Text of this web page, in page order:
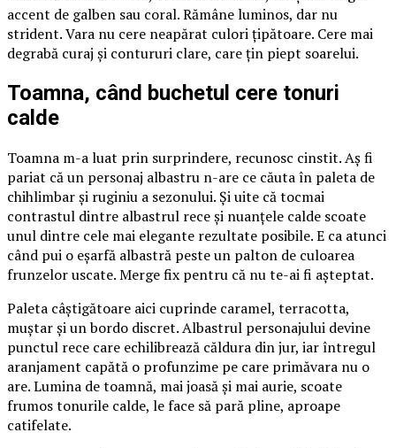
accent de galben sau coral. Rămâne luminos, dar nu
strident. Vara nu cere neapărat culori țipătoare. Cere mai
degrabă curaj și contururi clare, care țin piept soarelui.
Toamna, când buchetul cere tonuri
calde
Toamna m-a luat prin surprindere, recunosc cinstit. Aș fi
pariat că un personaj albastru n-are ce căuta în paleta de
chihlimbar și ruginiu a sezonului. Și uite că tocmai
contrastul dintre albastrul rece și nuanțele calde scoate
unul dintre cele mai elegante rezultate posibile. E ca atunci
când pui o eșarfă albastră peste un palton de culoarea
frunzelor uscate. Merge fix pentru că nu te-ai fi așteptat.
Paleta câștigătoare aici cuprinde caramel, terracotta,
muștar și un bordo discret. Albastrul personajului devine
punctul rece care echilibrează căldura din jur, iar întregul
aranjament capătă o profunzime pe care primăvara nu o
are. Lumina de toamnă, mai joasă și mai aurie, scoate
frumos tonurile calde, le face să pară pline, aproape
catifelate.